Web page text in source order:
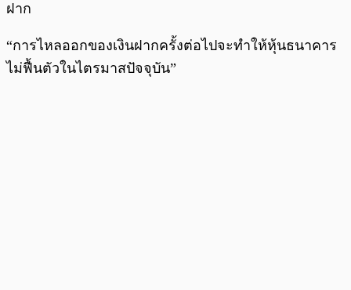
ฝาก
“การไหลออกของเงินฝากครั้งต่อไปจะทำให้หุ้นธนาคาร
ไม่ฟื้นตัวในไตรมาสปัจจุบัน”